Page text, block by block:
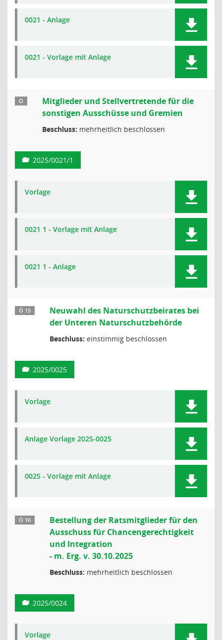
0021 - Anlage
0021 - Vorlage mit Anlage
Ö
Mitglieder und Stellvertretende für die
sonstigen Ausschüsse und Gremien
Beschluss: mehrheitlich beschlossen
2025/0021/1
Vorlage
0021 1 - Vorlage mit Anlage
0021 1 - Anlage
Ö 15
Neuwahl des Naturschutzbeirates bei
der Unteren Naturschutzbehörde
Beschluss: einstimmig beschlossen
2025/0025
Vorlage
Anlage Vorlage 2025-0025
0025 - Vorlage mit Anlage
Ö 16
Bestellung der Ratsmitglieder für den
Ausschuss für Chancengerechtigkeit
und Integration
- m. Erg. v. 30.10.2025
Beschluss: mehrheitlich beschlossen
2025/0024
Vorlage